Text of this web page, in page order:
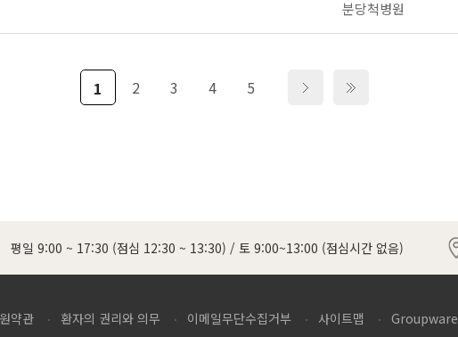
분당척병원
1 2 3 4 5
평일 9:00 ~ 17:30 (점심 12:30 ~ 13:30) / 토 9:00~13:00 (점심시간 없음)
약관 환자의 권리와 의무 이메일무단수집거부 사이트맵 Groupware